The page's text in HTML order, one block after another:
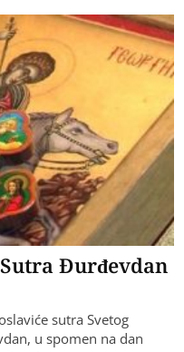
Đurđevdan
sutra Svetog
u spomen na dan